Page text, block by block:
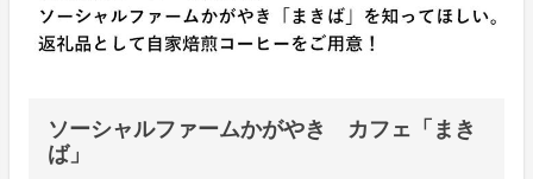
ソーシャルファームかがやき カフェ「まき
ば」